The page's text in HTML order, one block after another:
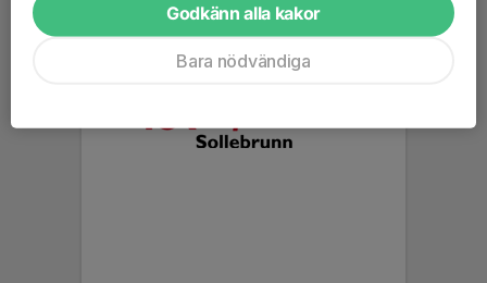
Godkänn alla kakor
Bara nödvändiga